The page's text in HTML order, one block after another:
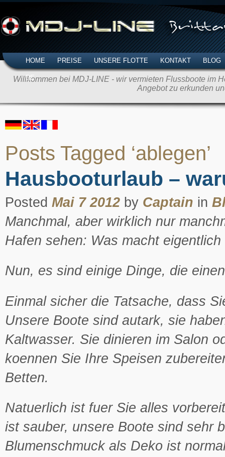
HOME PREISE UNSERE FLOTTE KONTAKT BLOG
DE
Willkommen bei MDJ-LINE - wir vermieten Flussboote im
Angebot zu erkunden
Posts Tagged ‘ablegen’
Hausbooturlaub –
Posted Mai 7 2012 by Captain in
Manchmal, aber wirklich nur
Hafen sehen: Was macht
Nun, es sind einige Dinge, die
Einmal sicher die Tatsache, dass
Unsere Boote sind autark, sie
Kaltwasser. Sie dinieren im Salon
koennen Sie Ihre Speisen
Betten.
Natuerlich ist fuer Sie alles
ist sauber, unsere Boote sind sehr
Blumenschmuck als Deko ist